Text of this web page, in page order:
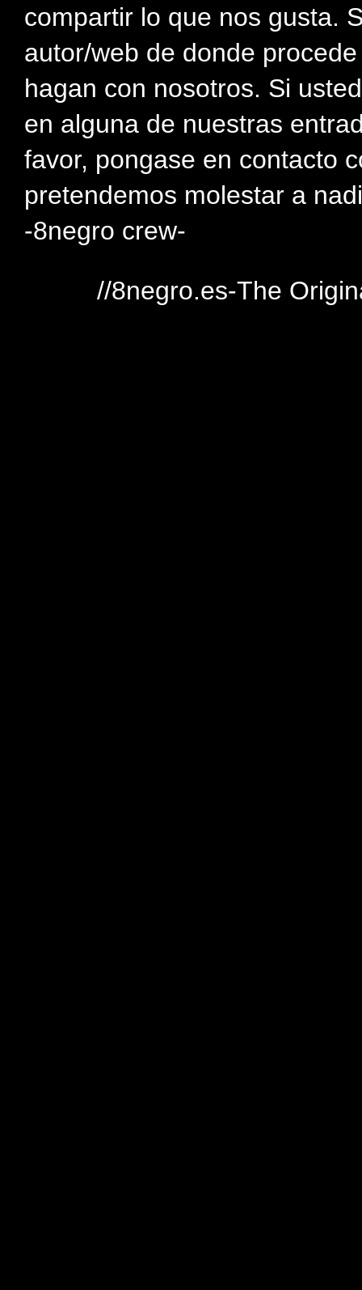
compartir lo que nos gusta.
autor/web de donde
hagan con nosotros. Si
en alguna de nuestras
favor, pongase en contacto
pretendemos molestar a
-8negro crew-
//8negro.es-The